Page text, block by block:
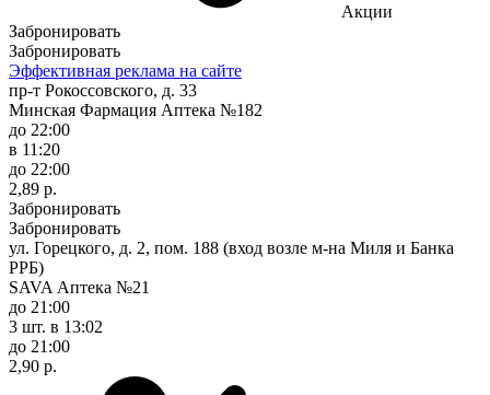
Акции
Забронировать
Забронировать
Эффективная реклама на сайте
пр-т Рокоссовского, д. 33
Минская Фармация Аптека №182
до 22:00
в 11:20
до 22:00
2,89 р.
Забронировать
Забронировать
ул. Горецкого, д. 2, пом. 188 (вход возле м-на Миля и Банка
РРБ)
SAVA Аптека №21
до 21:00
3 шт. в 13:02
до 21:00
2,90 р.